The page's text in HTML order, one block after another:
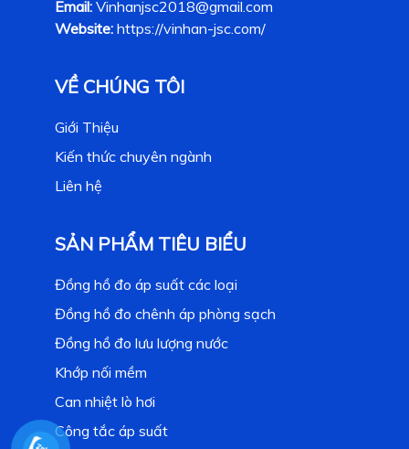
Email: Vinhanjsc2018@gmail.com
Website: https://vinhan-jsc.com/
VỀ CHÚNG TÔI
Giới Thiệu
Kiến thức chuyên ngành
Liên hệ
SẢN PHẨM TIÊU BIỂU
Đồng hồ đo áp suất các loại
Đồng hồ đo chênh áp phòng sạch
Đồng hồ đo lưu lượng nước
Khớp nối mềm
Can nhiệt lò hơi
Công tắc áp suất